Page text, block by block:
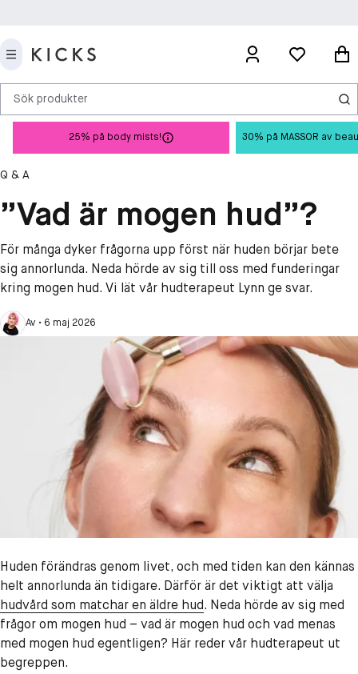
Sök produkter
25% på body mists! 30% på MASSOR av
Q & A
”Vad är mogen hud”?
För många dyker frågorna upp först när huden börjar bete
sig annorlunda. Neda hörde av sig till oss med funderingar
kring mogen hud. Vi lät vår hudterapeut Lynn ge svar.
Av • 6 maj 2026
Huden förändras genom livet, och med tiden kan den kännas
helt annorlunda än tidigare. Därför är det viktigt att välja
hudvård som matchar en äldre hud. Neda hörde av sig med
frågor om mogen hud – vad är mogen hud och vad menas
med mogen hud egentligen? Här reder vår hudterapeut ut
begreppen.